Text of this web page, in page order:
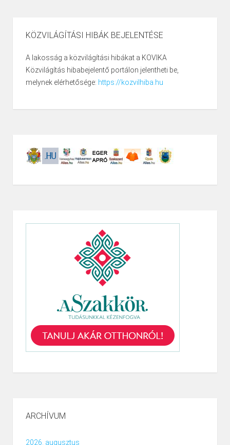
KÖZVILÁGÍTÁSI HIBÁK BEJELENTÉSE
A lakosság a közvilágítási hibákat a KOVIKA
Közvilágítás hibabejelentő portálon jelentheti be,
melynek elérhetősége: https://kozvilhiba.hu
ARCHÍVUM
2026. augusztus